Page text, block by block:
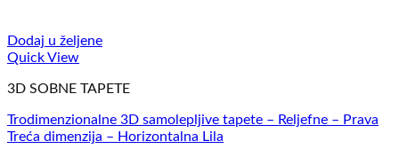
Dodaj u željene
Quick View
3D SOBNE TAPETE
Trodimenzionalne 3D samolepljive tapete – Reljefne – Prava
Treća dimenzija – Horizontalna Lila